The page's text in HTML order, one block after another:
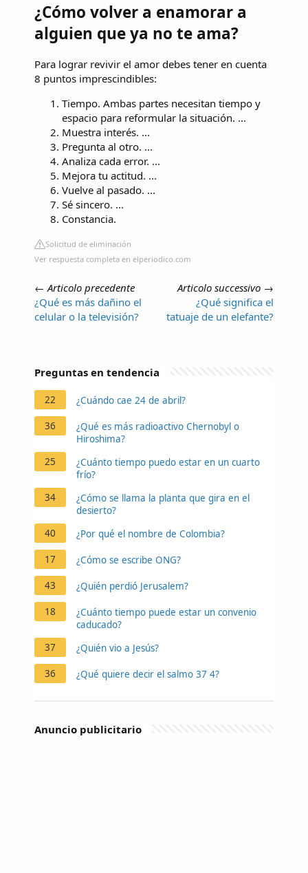
¿Cómo volver a enamorar a
alguien que ya no te ama?
Para lograr revivir el amor debes tener en cuenta
8 puntos imprescindibles:
Tiempo. Ambas partes necesitan tiempo y
espacio para reformular la situación. ...
Muestra interés. ...
Pregunta al otro. ...
Analiza cada error. ...
Mejora tu actitud. ...
Vuelve al pasado. ...
Sé sincero. ...
Constancia.
Solicitud de eliminación
Ver respuesta completa en elperiodico.com
← Articolo precedente
¿Qué es más dañino el
celular o la televisión?
Articolo successivo →
¿Qué significa el
tatuaje de un elefante?
Preguntas en tendencia
22 ¿Cuándo cae 24 de abril?
36
¿Qué es más radioactivo Chernobyl o
Hiroshima?
25
¿Cuánto tiempo puedo estar en un cuarto
frío?
34
¿Cómo se llama la planta que gira en el
desierto?
40
¿Por qué el nombre de Colombia?
17 ¿Cómo se escribe ONG?
43 ¿Quién perdió Jerusalem?
18
¿Cuánto tiempo puede estar un convenio
caducado?
37
¿Quién vio a Jesús?
36 ¿Qué quiere decir el salmo 37 4?
Anuncio publicitario